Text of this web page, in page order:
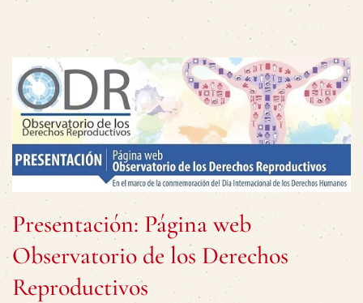
Presentación: Página web
Observatorio de los Derechos
Reproductivos